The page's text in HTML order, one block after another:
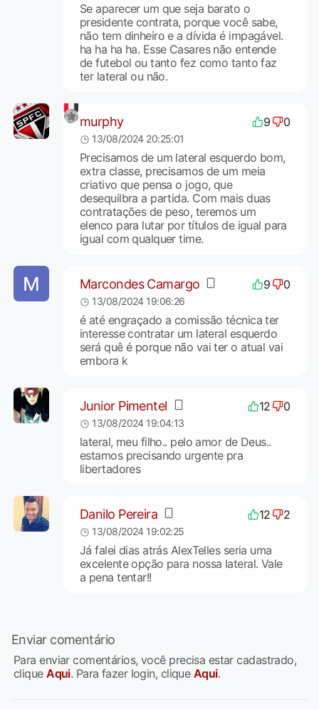
Se aparecer um que seja barato o
presidente contrata, porque você sabe,
não tem dinheiro e a dívida é impagável.
ha ha ha ha. Esse Casares não entende
de futebol ou tanto fez como tanto faz
ter lateral ou não.
murphy 9 0
13/08/2024 20:25:01
Precisamos de um lateral esquerdo bom,
extra classe, precisamos de um meia
criativo que pensa o jogo, que
desequilbra a partida. Com mais duas
contratações de peso, teremos um
elenco para lutar por títulos de igual para
igual com qualquer time.
Marcondes Camargo 9 0
13/08/2024 19:06:26
é até engraçado a comissão técnica ter
interesse contratar um lateral esquerdo
será quê é porque não vai ter o atual vai
embora k
Junior Pimentel 12 0
13/08/2024 19:04:13
lateral, meu filho.. pelo amor de Deus..
estamos precisando urgente pra
libertadores
Danilo Pereira 12 2
13/08/2024 19:02:25
Já falei dias atrás AlexTelles seria uma
excelente opção para nossa lateral. Vale
a pena tentar!!
Enviar comentário
Para enviar comentários, você precisa estar cadastrado,
cliqueAqui. Para fazer login, clique Aqui.